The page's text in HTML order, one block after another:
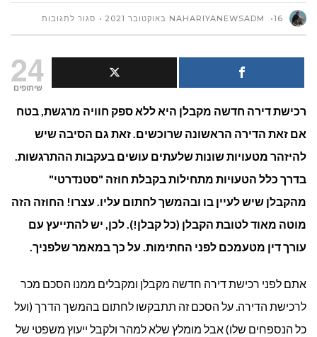
NAHARIYANEWSADM 16 באוקטובר 2021 סגור לתגובותעל
השינויים
שחייבים
קניית
24
שיתופים
רכישת דירה חדשה מקבלן היא ללא ספק חוויה מרגשת, בטח
אם זאת הדירה הראשונה שרוכשים. זאת גם הסיבה שיש
להיזהר מטעויות שונות שלעתים עושים בעקבות ההתרגשות.
בדרך כלל הטעויות מתחילות בקבלת חוזה "סטנדרטי"
מהקבלן שיש לעיין בו ובהמשך לחתום עליו. עצרו! החוזה הזה
מוטה מאוד לטובת הקבלן (כל קבלן!). לכן, יש להתייעץ עם
עורך דין מטעמכם לפני החתימות. על כך במאמר שלפניך.
אתם לפני רכישת דירה חדשה מקבלן ומקבלים ממנו הסכם מכר
לרכישת הדירה. על הסכם זה תתבקשו לחתום בהמשך הדרך (ועל
כל הנספחים שלו) אבל מומלץ שלא למהר ולקבל ייעוץ משפטי של